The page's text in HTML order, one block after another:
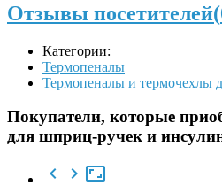
Отзывы посетителей(
Категории:
Термопеналы
Термопеналы и термочехлы
Покупатели, которые
для шприц-ручек и
  